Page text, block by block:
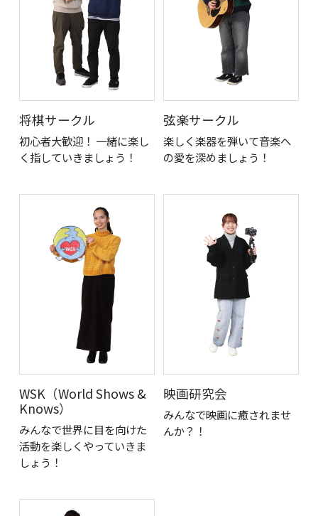
将棋サークル
初心者大歓迎！ 一緒に楽し
く指していきましょう！
弦楽サークル
楽しく楽器を弾いて音楽へ
の愛を深めましょう！
WSK（World Shows &
Knows）
みんなで世界に目を向けた
活動を楽しくやっていきま
しょう！
映画研究会
みんなで映画に癒されませ
んか？！